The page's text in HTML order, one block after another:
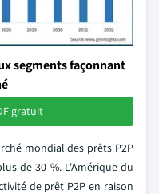
segments façonnant
gratuit
mondial des prêts P2P
de 30 %. L'Amérique du
de prêt P2P en raison